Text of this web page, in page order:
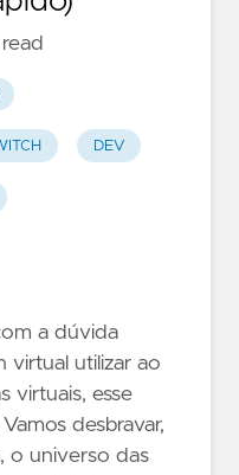
DEV
a dúvida
virtual utilizar ao
virtuais, esse
desbravar,
o universo das